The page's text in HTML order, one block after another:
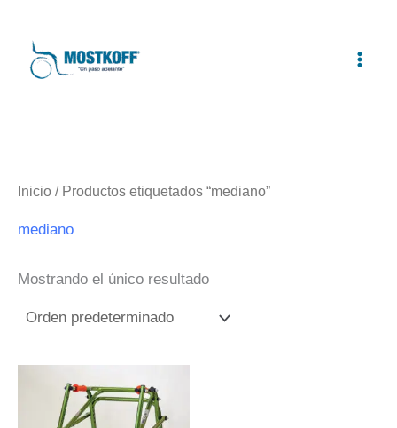
contenido
Inicio / Productos etiquetados “mediano”
mediano
Mostrando el único resultado